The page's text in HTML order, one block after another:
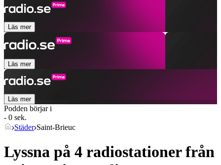
Läs mer
Läs mer
Läs mer
Podden börjar i
- 0 sek.
Städer Saint-Brieuc
Lyssna på 4 radiostationer från